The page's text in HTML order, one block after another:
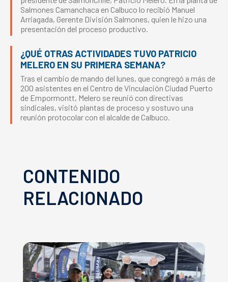
Salmones Camanchaca en Calbuco lo recibió Manuel
Arriagada, Gerente División Salmones, quien le hizo una
presentación del proceso productivo.
¿QUÉ OTRAS ACTIVIDADES TUVO PATRICIO
MELERO EN SU PRIMERA SEMANA?
Tras el cambio de mando del lunes, que congregó a más de
200 asistentes en el Centro de Vinculación Ciudad Puerto
de Empormontt, Melero se reunió con directivas
sindicales, visitó plantas de proceso y sostuvo una
reunión protocolar con el alcalde de Calbuco.
CONTENIDO
RELACIONADO